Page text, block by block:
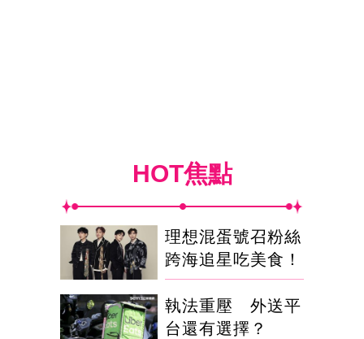
HOT焦點
理想混蛋號召粉絲
跨海追星吃美食！
執法重壓 外送平
台還有選擇？